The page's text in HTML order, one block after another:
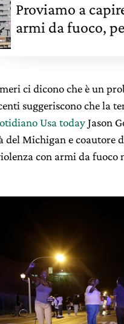
Proviamo a
armi da fuoco,
ci dicono che è un
suggeriscono che la
Usa todayJason
del Michigan e coautore
con armi da fuoco